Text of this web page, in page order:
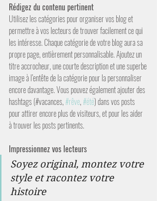
Rédigez du contenu pertinent
Utilisez les catégories pour organiser vos blog et
permettre à vos lecteurs de trouver facilement ce qui
les intéresse. Chaque catégorie de votre blog aura sa
propre page, entièrement personnalisable. Ajoutez un
titre accrocheur, une courte description et une superbe
image à l’entête de la catégorie pour la personnaliser
encore davantage. Vous pouvez également ajouter des
hashtags (#vacances, #rêve, #été) dans vos posts
pour attirer encore plus de visiteurs, et pour les aider
à trouver les posts pertinents.
Impressionnez vos lecteurs
Soyez original, montez votre
style et racontez votre
histoire